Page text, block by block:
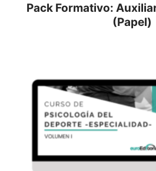
Pack Formativo:
(Papel)